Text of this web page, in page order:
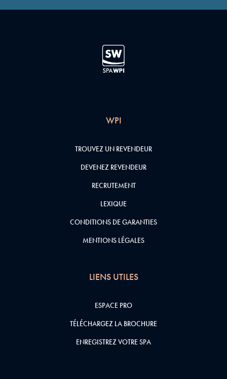
WPI
TROUVEZ UN REVENDEUR
DEVENEZ REVENDEUR
RECRUTEMENT
LEXIQUE
CONDITIONS DE GARANTIES
MENTIONS LÉGALES
LIENS UTILES
ESPACE PRO
TÉLÉCHARGEZ LA BROCHURE
ENREGISTREZ VOTRE SPA